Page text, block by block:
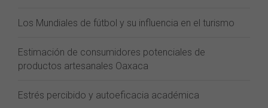
Los Mundiales de fútbol y su influencia en el turismo
Estimación de consumidores potenciales de
productos artesanales Oaxaca
Estrés percibido y autoeficacia académica